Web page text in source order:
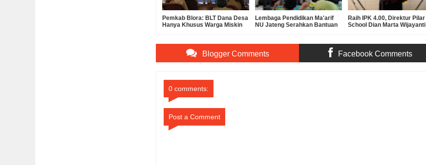
Pemkab Blora: BLT Dana Desa
Hanya Khusus Warga Miskin
Lembaga Pendidikan Ma'arif
NU Jateng Serahkan Bantuan
Raih IPK 4.00, Direktur Pilar
School Dian Marta Wijayanti
Blogger Comments Facebook Comments
0 comments:
Post a Comment